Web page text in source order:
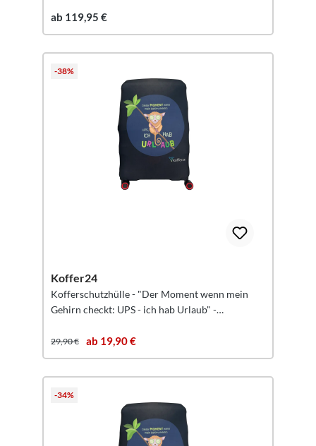
ab 119,95 €
-38%
Koffer24
Kofferschutzhülle - "Der Moment wenn mein
Gehirn checkt: UPS - ich hab Urlaub" -
29,90 € ab 19,90 €
-34%